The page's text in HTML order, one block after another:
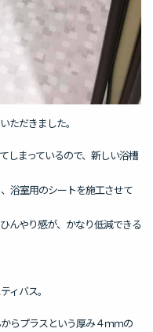
ただきました。
しまっているので、新しい浴槽
浴室用のシートを施工させて
んやり感が、かなり低減できる
バス。
らプラスという厚み４ｍｍの